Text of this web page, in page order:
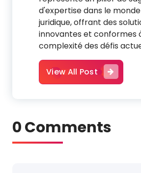
d'expertise dans le monde
juridique, offrant des
innovantes et conformes
complexité des défis
View All Post
0 Comments